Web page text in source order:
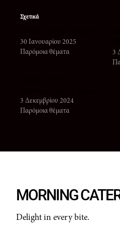
Σχετικά
30 Ιανουαρίου 2025
Παρόμοια θέματα
3
3 Δεκεμβρίου 2024
Παρόμοια θέματα
MORNING
Delight in every bite.